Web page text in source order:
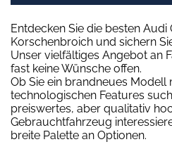
Entdecken Sie die besten Audi
Korschenbroich und sichern
Unser vielfältiges Angebot an
fast keine Wünsche offen.
Ob Sie ein brandneues Modell
technologischen Features
preiswertes, aber qualitativ
Gebrauchtfahrzeug
breite Palette an Optionen.